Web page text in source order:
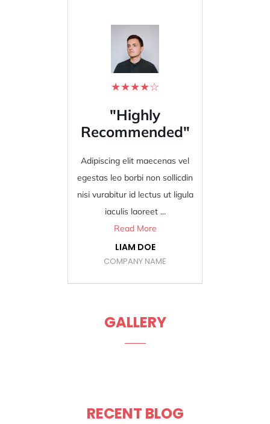
★★★★☆
"Highly
Recommended"
Adipiscing elit maecenas vel
egestas leo borbi non sollicdin
nisi vurabitur id lectus ut ligula
iaculis laoreet ...
Read More
LIAM DOE
COMPANY NAME
GALLERY
RECENT BLOG